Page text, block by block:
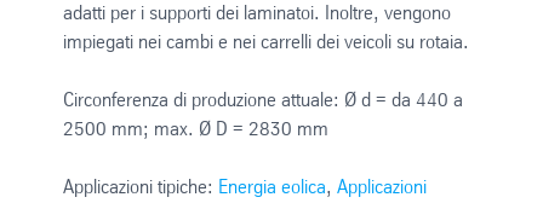
adatti per i supporti dei laminatoi. Inoltre, vengono
impiegati nei cambi e nei carrelli dei veicoli su rotaia.
Circonferenza di produzione attuale: Ø d = da 440 a
2500 mm; max. Ø D = 2830 mm
Applicazioni tipiche: Energia eolica, Applicazioni